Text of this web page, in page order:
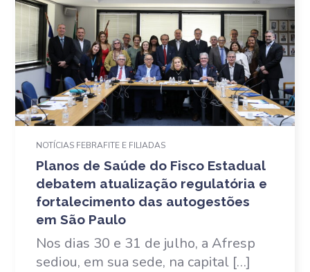
NOTÍCIAS FEBRAFITE E FILIADAS
Planos de Saúde do Fisco Estadual
debatem atualização regulatória e
fortalecimento das autogestões
em São Paulo
Nos dias 30 e 31 de julho, a Afresp
sediou, em sua sede, na capital […]